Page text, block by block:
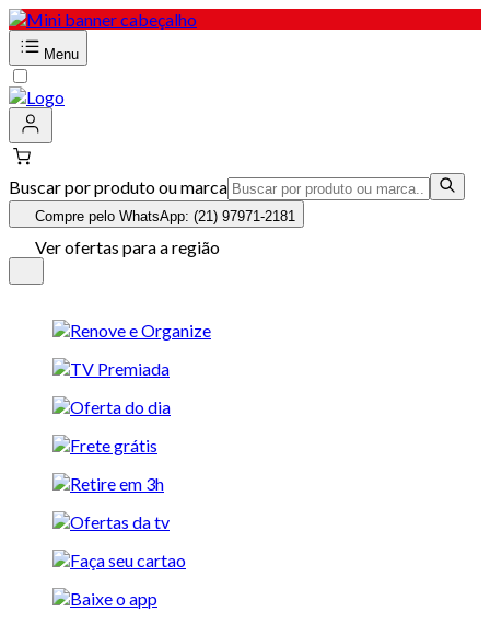
Menu
Buscar por produto ou marca
Compre pelo WhatsApp: (21) 97971-2181
Ver ofertas para a região